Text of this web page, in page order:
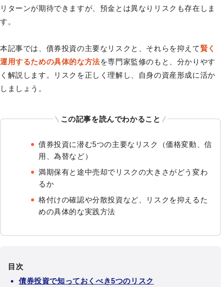
リターンが期待できますが、預金とは異なりリスクも存在しま
す。
本記事では、債券投資の主要なリスクと、それらを抑えて 賢く
運用するための具体的な方法を専門家監修のもと、分かりやす
く解説します。リスクを正しく理解し、自身の資産形成に活か
しましょう。
この記事を読んでわかること
債券投資に潜む5つの主要なリスク（価格変動、信
用、為替など）
満期保有と途中売却でリスクの大きさがどう変わ
るか
格付けの確認や分散投資など、リスクを抑えるた
めの具体的な実践方法
目次
債券投資で知っておくべき5つのリスク